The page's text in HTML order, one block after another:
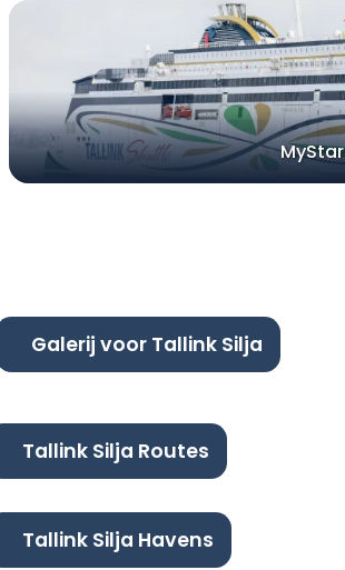
MyStar
Galerij voor Tallink Silja
Tallink Silja Routes
Tallink Silja Havens